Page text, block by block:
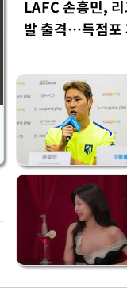
LAFC 손흥민,
발 출격…득점포